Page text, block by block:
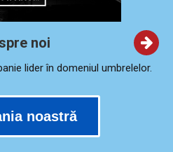
noi
lider în domeniul umbrelelor.
noastră